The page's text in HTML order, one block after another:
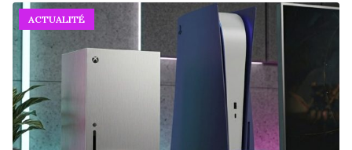
ACTUALITÉ